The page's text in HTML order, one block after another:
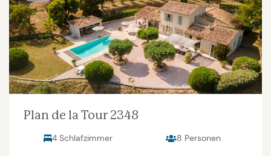
Plan de la Tour 2348
4 Schlafzimmer 8 Personen